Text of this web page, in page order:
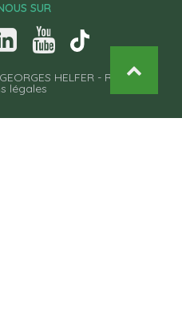
SUR
HELFER - Recettes
légales